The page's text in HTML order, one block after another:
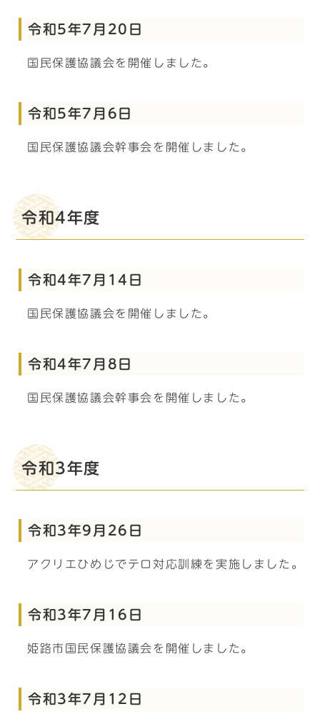
令和5年7月20日
国民保護協議会を開催しました。
令和5年7月6日
国民保護協議会幹事会を開催しました。
令和4年度
令和4年7月14日
国民保護協議会を開催しました。
令和4年7月8日
国民保護協議会幹事会を開催しました。
令和3年度
令和3年9月26日
アクリエひめじでテロ対応訓練を実施しました。
令和3年7月16日
姫路市国民保護協議会を開催しました。
令和3年7月12日